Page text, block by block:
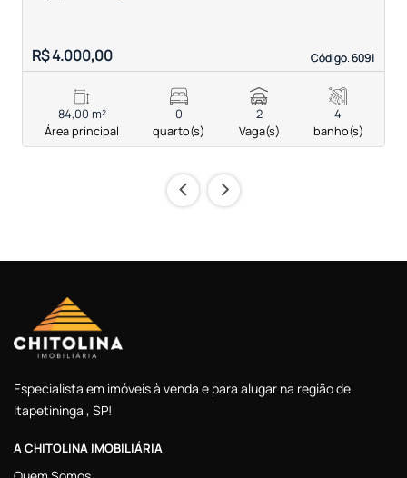
Código. 6091
Código. 6091
R$ 4.000,00
84,00 m²
Área principal
0
quarto(s)
2
Vaga(s)
4
banho(s)
‹ ›
Especialista em imóveis à venda e para alugar na região de
Itapetininga , SP!
A CHITOLINA IMOBILIÁRIA